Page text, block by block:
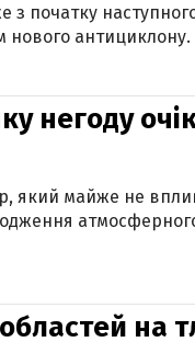
початку
нового антициклону.
негоду
який майже не
на